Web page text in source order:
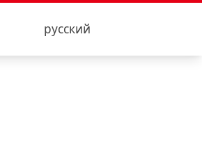
русский